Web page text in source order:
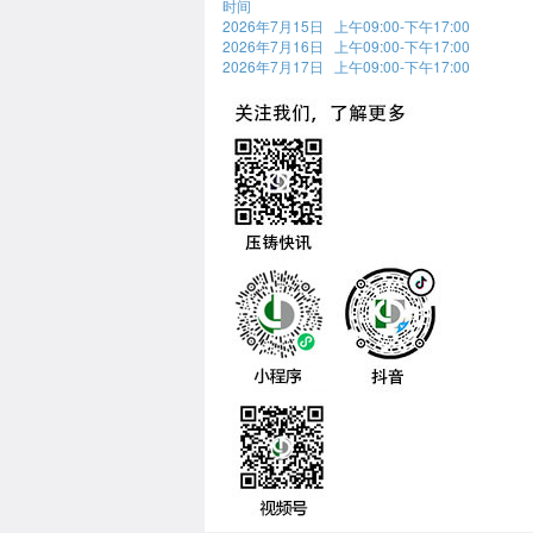
时间
2026年7月15日 上午09:00-下午17:00
2026年7月16日 上午09:00-下午17:00
2026年7月17日 上午09:00-下午17:00